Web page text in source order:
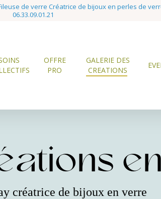
de verre Créatrice de bijoux en perles de
06.33.09.01.21
OFFRE
PRO
GALERIE DES
CREATIONS
créatrice de bijoux en verre